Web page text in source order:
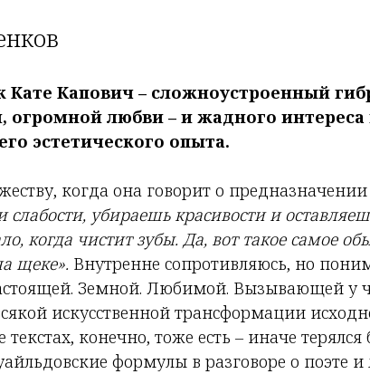
Кате Капович – сложноустроенный
огромной любви – и жадного интереса
эстетического опыта.
когда она говорит о предназначении
слабости, убираешь красивости и
когда чистит зубы. Да, вот такое самое
щеке». Внутренне сопротивляюсь, но
Земной. Любимой. Вызывающей у
искусственной трансформации
текстах, конечно, тоже есть – иначе
формулы в разговоре о поэте